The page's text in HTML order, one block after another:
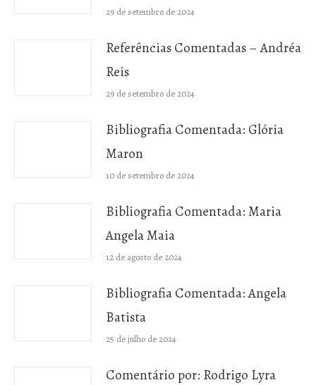
29 de setembro de 2024
Referências Comentadas – Andréa
Reis
29 de setembro de 2024
Bibliografia Comentada: Glória
Maron
10 de setembro de 2024
Bibliografia Comentada: Maria
Angela Maia
12 de agosto de 2024
Bibliografia Comentada: Angela
Batista
25 de julho de 2024
Comentário por: Rodrigo Lyra